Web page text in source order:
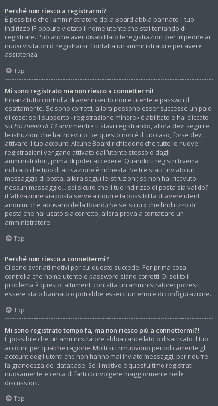
Perché non riesco a registrarmi?
È possibile che l’amministratore della Board abbia bannato il tuo
indirizzo IP oppure vietato il nome utente che stai tentando di
registrare. Può anche aver disabilitato le registrazioni per impedire ai
nuovi visitatori di registrarsi. Contatta un amministratore per avere
assistenza.
Top
Mi sono registrato ma non riesco a connettermi!
Innanzitutto controlla di aver inserito nome utente e password
esattamente. Se sono corretti, allora possono esser successe un paio
di cose: se il supporto «registrazione minore» è abilitato e hai cliccato
su Ho meno di 13 annimentre ti stavi registrando, allora devi seguire
le istruzioni che hai ricevuto. Se questo non è il tuo caso, forse devi
attivare il tuo account. Alcune Board richiedono che tutte le nuove
registrazioni vengano attivate dall’utente stesso o dagli
amministratori, prima di poter accedere. Quando ti registri ti verrà
indicato che tipo di attivazione è richiesta. Se ti è stato inviato un
messaggio di posta, allora segui le istruzioni; se non hai ricevuto
nessun messaggio... sei sicuro che il tuo indirizzo di posta sia valido?
(L’attivazione via posta serve a ridurre la possibilità di avere utenti
anonimi che abusano della Board.) Se sei sicuro che l’indirizzo di
posta che hai usato sia corretto, allora prova a contattare un
amministratore.
Top
Perché non riesco a connettermi?
Ci sono svariati motivi per cui questo succede. Per prima cosa
controlla che nome utente e password siano corretti. Di solito il
problema è questo, altrimenti contatta un amministratore: potresti
essere stato bannato o potrebbe esserci un errore di configurazione.
Top
Mi sono registrato tempo fa, ma non riesco più a connettermi?!
È possibile che un amministratore abbia cancellato o disattivato il tuo
account per qualche ragione. Molti siti rimuovono periodicamente gli
account degli utenti che non hanno mai inviato messaggi, per ridurre
la grandezza del database. Se il motivo è quest’ultimo registrati
nuovamente e cerca di farti coinvolgere maggiormente nelle
discussioni.
Top